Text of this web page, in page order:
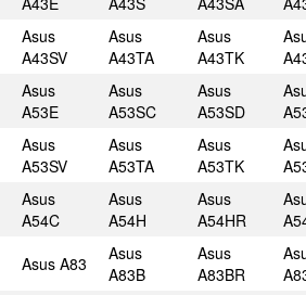
Asus
A43SV
Asus
A43TA
Asus
A43TK
Asus
A53E
Asus
A53SC
Asus
A53SD
Asus
A53SV
Asus
A53TA
Asus
A53TK
Asus
A54C
Asus
A54H
Asus
A54HR
Asus A83
Asus
A83B
Asus
A83BR